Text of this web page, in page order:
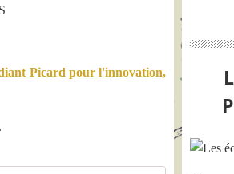
Picard pour l'innovation,
.